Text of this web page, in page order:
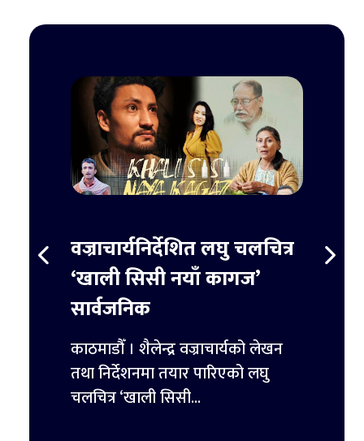
वज्राचार्यनिर्देशित लघु चलचित्र
‘खाली सिसी नयाँ कागज’
सार्वजनिक
काठमाडौँ । शैलेन्द्र वज्राचार्यको लेखन
तथा निर्देशनमा तयार पारिएको लघु
चलचित्र ‘खाली सिसी...